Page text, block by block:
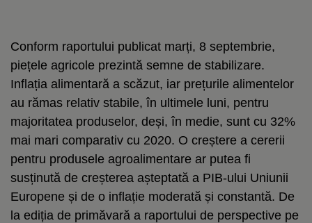
Conform raportului publicat marți, 8 septembrie,
piețele agricole prezintă semne de stabilizare.
Inflația alimentară a scăzut, iar prețurile alimentelor
au rămas relativ stabile, în ultimele luni, pentru
majoritatea produselor, deși, în medie, sunt cu 32%
mai mari comparativ cu 2020. O creștere a cererii
pentru produsele agroalimentare ar putea fi
susținută de creșterea așteptată a PIB-ului Uniunii
Europene și de o inflație moderată și constantă. De
la ediția de primăvară a raportului de perspective pe